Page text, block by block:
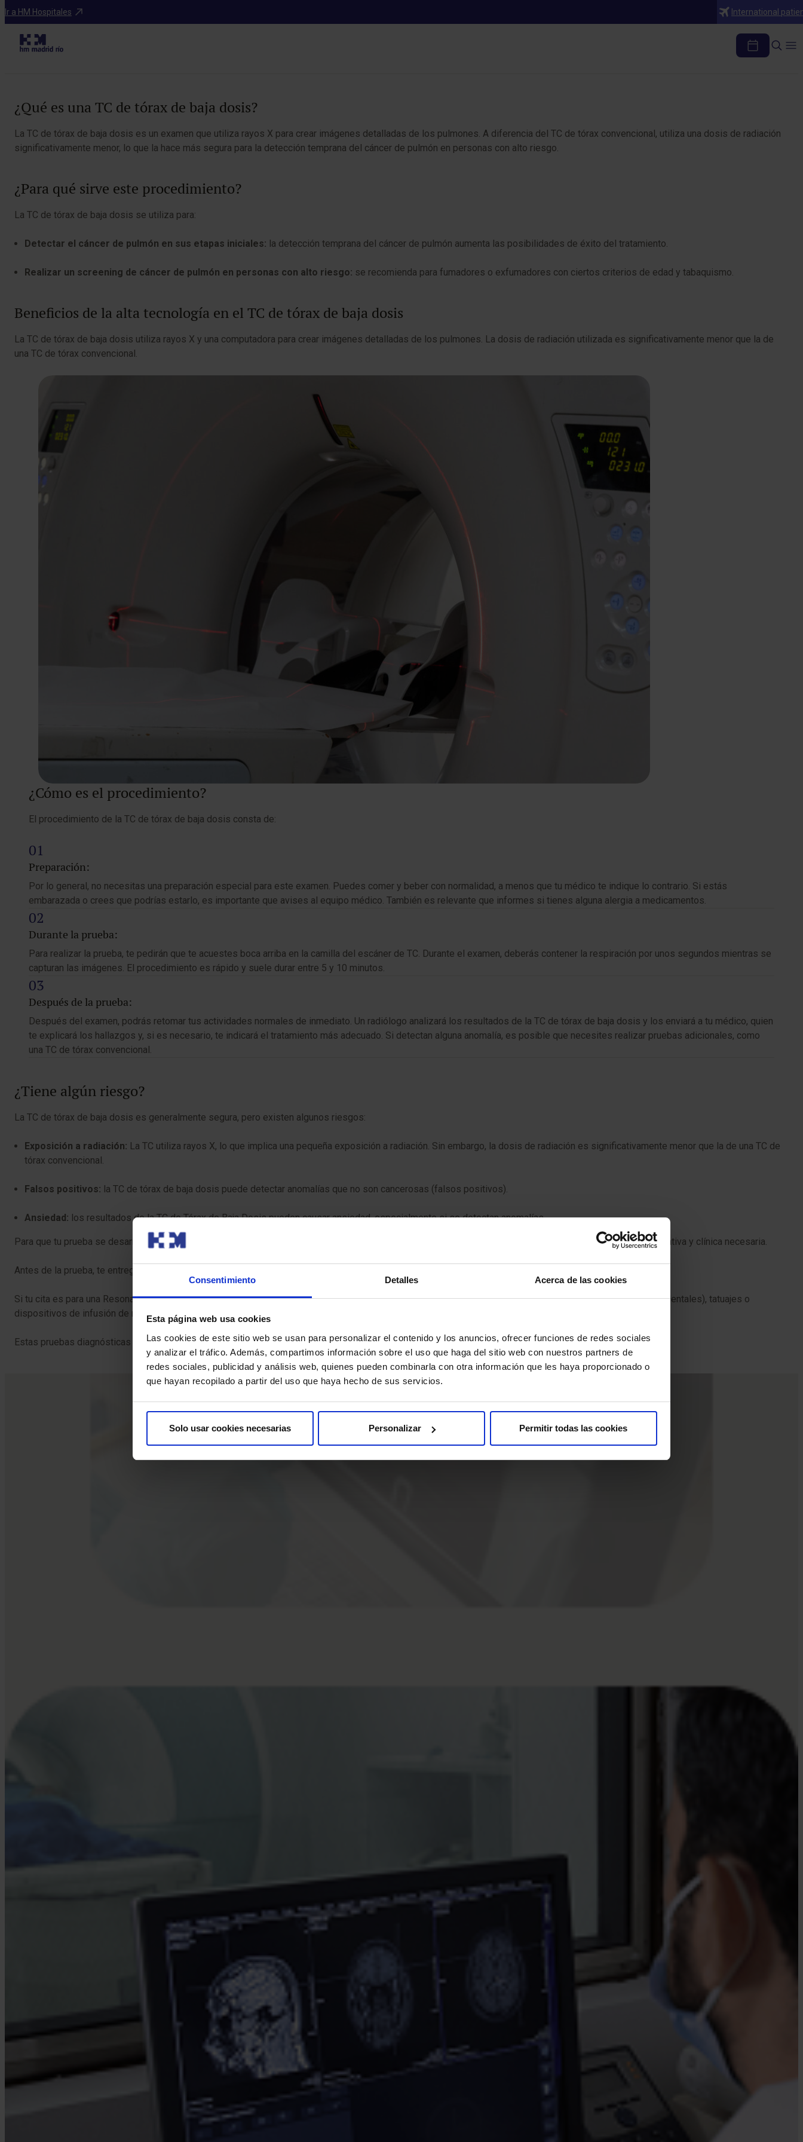
Consentimiento Detalles Acerca de las cookies
Esta página web usa cookies
Las cookies de este sitio web se usan para personalizar el contenido y los anuncios, ofrecer funciones de redes sociales
y analizar el tráfico. Además, compartimos información sobre el uso que haga del sitio web con nuestros partners de
redes sociales, publicidad y análisis web, quienes pueden combinarla con otra información que les haya proporcionado o
que hayan recopilado a partir del uso que haya hecho de sus servicios.
Solo usar cookies necesarias Personalizar Permitir todas las cookies
Ir a HM Hospitales International
Diagnosticos
TC tórax baja dosis
¿Qué es una TC de tórax de baja dosis?
La TC de tórax de baja dosis es un examen que utiliza rayos X para crear imágenes detalladas de los pulmones. A diferencia del TC de tórax convencional, utiliza una dosis de radiación
significativamente menor, lo que la hace más segura para la detección temprana del cáncer de pulmón en personas con alto riesgo.
¿Para qué sirve este procedimiento?
La TC de tórax de baja dosis se utiliza para:
Detectar el cáncer de pulmón en sus etapas iniciales: la detección temprana del cáncer de pulmón aumenta las posibilidades de éxito del tratamiento.
Realizar un screening de cáncer de pulmón en personas con alto riesgo: se recomienda para fumadores o exfumadores con ciertos criterios de edad y tabaquismo.
Beneficios de la alta tecnología en el TC de tórax de baja dosis
La TC de tórax de baja dosis utiliza rayos X y una computadora para crear imágenes detalladas de los pulmones. La dosis de radiación utilizada es significativamente menor que la de
una TC de tórax convencional.
¿Cómo es el procedimiento?
El procedimiento de la TC de tórax de baja dosis consta de:
Preparación:
Por lo general, no necesitas una preparación especial para este examen. Puedes comer y beber con normalidad, a menos que tu médico te indique lo contrario. Si estás
embarazada o crees que podrías estarlo, es importante que avises al equipo médico. También es relevante que informes si tienes alguna alergia a medicamentos.
Durante la prueba:
Para realizar la prueba, te pedirán que te acuestes boca arriba en la camilla del escáner de TC. Durante el examen, deberás contener la respiración por unos segundos mientras se
capturan las imágenes. El procedimiento es rápido y suele durar entre 5 y 10 minutos.
Después de la prueba:
Después del examen, podrás retomar tus actividades normales de inmediato. Un radiólogo analizará los resultados de la TC de tórax de baja dosis y los enviará a tu médico, quien
te explicará los hallazgos y, si es necesario, te indicará el tratamiento más adecuado. Si detectan alguna anomalía, es posible que necesites realizar pruebas adicionales, como
una TC de tórax convencional.
¿Tiene algún riesgo?
La TC de tórax de baja dosis es generalmente segura, pero existen algunos riesgos:
Exposición a radiación: La TC utiliza rayos X, lo que implica una pequeña exposición a radiación. Sin embargo, la dosis de radiación es significativamente menor que la de una TC de
tórax convencional.
Falsos positivos: la TC de tórax de baja dosis puede detectar anomalías que no son cancerosas (falsos positivos).
Ansiedad: los resultados de la TC de Tórax de Baja Dosis pueden causar ansiedad, especialmente si se detectan anomalías.
Para que tu prueba se desarrolle sin contratiempos, te pedimos que llegues con antelación a la hora indicada. Así podremos realizar la preparación administrativa y clínica necesaria.
Antes de la prueba, te entregaremos el Consentimiento Informado, un documento con información importante que deberás leer y firmar.
Si tu cita es para una Resonancia Magnética (RM), es crucial que nos informes sobre la presencia de marcapasos, objetos metálicos, prótesis (incluidas las dentales), tatuajes o
dispositivos de infusión de medicamentos, como bombas de insulina.
Estas pruebas diagnósticas son muy seguras, pero como en cualquier procedimiento médico, existe una mínima posibilidad de incidencia.